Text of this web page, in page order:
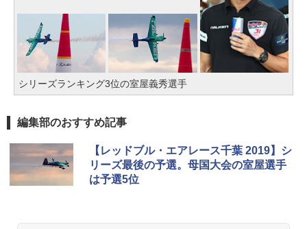
シリーズランキング3位の室屋義秀選手
編集部のおすすめ記事
【レッドブル・エアレース千葉 2019】シ
リーズ最後の予選。母国大会の室屋選手
は予選5位